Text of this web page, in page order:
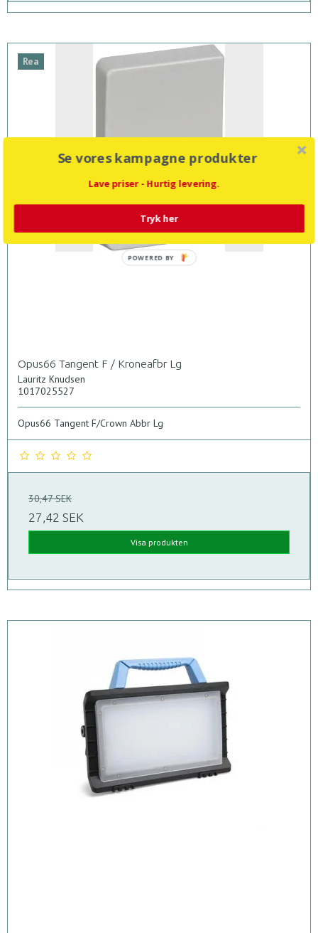
Rea
Opus66 Tangent F / Kroneafbr Lg
Lauritz Knudsen
1017025527
Opus66 Tangent F/Crown Abbr Lg
30,47 SEK
27,42 SEK
Visa produkten
Se vores kampagne produkter
Lave priser - Hurtig levering.
Tryk her
POWERED BY